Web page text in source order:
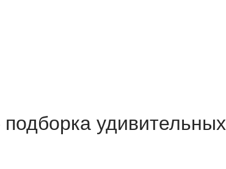
удивительных